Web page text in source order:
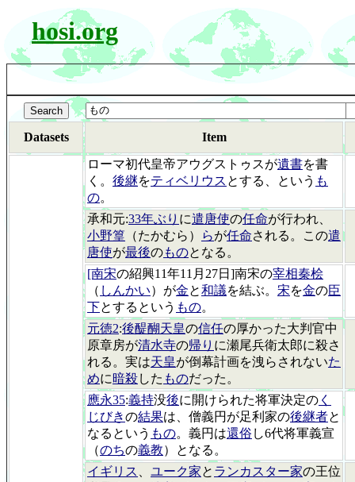
hosi.org
Datasets Item
ローマ初代皇帝アウグストゥスが遺書を書
く。 後継をティベリウス とする、という も
の。
承和元:33年ぶり に遣唐使の任命が行われ、
小野篁 （たかむら） らが任命される。この遣
唐使が最後のものとなる。
[南宋の紹興11年11月27日]南宋の宰相秦桧
（ しんかい）が金と和議を結ぶ。 宋を金の臣
下とするという もの。
元徳2:後醍醐天皇の信任の厚かった大判官中
原章房が清水寺の帰り に瀬尾兵衛太郎に殺さ
れる。実は天皇が倒幕計画を洩らされないた
めに暗殺した ものだった。
應永35:義持没後に開けられた将軍決定の く
じびきの結果は、僧義円が足利家の後継者と
なるという もの。義円は還俗 し6代将軍義宣
（のちの義教）となる。
イギリス
ユーク家と ランカスター家の王位